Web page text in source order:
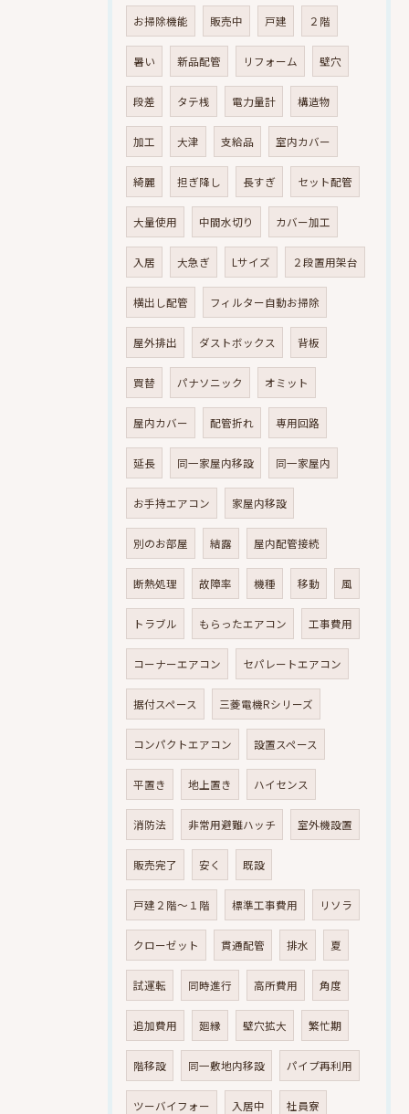
お掃除機能 販売中 戸建 ２階
暑い 新品配管 リフォーム 壁穴
段差 タテ桟 電力量計 構造物
加工 大津 支給品 室内カバー
綺麗 担ぎ降し 長すぎ セット配管
大量使用 中間水切り カバー加工
入居 大急ぎ Lサイズ ２段置用架台
横出し配管 フィルター自動お掃除
屋外排出 ダストボックス 背板
買替 パナソニック オミット
屋内カバー 配管折れ 専用回路
延長 同一家屋内移設 同一家屋内
お手持エアコン 家屋内移設
別のお部屋 結露 屋内配管接続
断熱処理 故障率 機種 移動 風
トラブル もらったエアコン 工事費用
コーナーエアコン セパレートエアコン
据付スペース 三菱電機Rシリーズ
コンパクトエアコン 設置スペース
平置き 地上置き ハイセンス
消防法 非常用避難ハッチ 室外機設置
販売完了 安く 既設
戸建２階～１階 標準工事費用 リソラ
クローゼット 貫通配管 排水 夏
試運転 同時進行 高所費用 角度
追加費用 廻縁 壁穴拡大 繁忙期
階移設 同一敷地内移設 パイプ再利用
ツーバイフォー 入居中 社員寮